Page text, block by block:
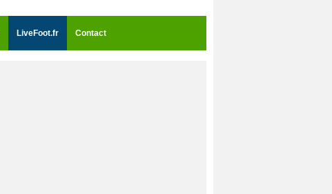
LiveFoot.fr Contact